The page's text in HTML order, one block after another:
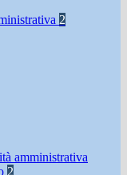
2
amministrativa
2